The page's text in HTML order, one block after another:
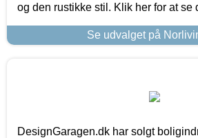
og den rustikke stil. Klik her for at se
Se udvalget på
DesignGaragen.dk har solgt